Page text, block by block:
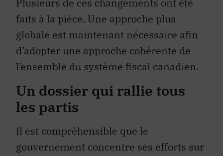
Plusieurs de ces changements ont été
faits à la pièce. Une approche plus
globale est maintenant nécessaire afin
d’adopter une approche cohérente de
l’ensemble du système fiscal canadien.
Un dossier qui rallie tous
les partis
Il est compréhensible que le
gouvernement concentre ses efforts sur